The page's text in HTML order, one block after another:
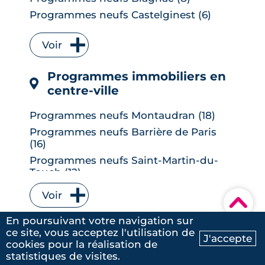
Ma recherche Contactez-nous
▾
Programmes neufs Castelginest (6)
Programmes neufs L'Union (6)
Programmes neufs Quint-Fonsegrives
(6)
Programmes neufs Bruguières (5)
Programmes neufs Saint-Orens-de-
Programmes neufs Auzeville-Tolosane
(4)
Programmes neufs Muret (4)
Programmes neufs Ramonville-Saint-
Programmes neufs Balma (3)
Programmes neufs Baziège (3)
Programmes neufs Castanet-Tolosan
(3)
Programmes neufs Colomiers (3)
Voir
Programmes immobiliers en
centre-ville
Programmes neufs Montaudran (18)
Programmes neufs Barrière de Paris
(16)
Programmes neufs Saint-Martin-du-
Touch (12)
Programmes neufs Borderouge (10)
Programmes neufs Saint Cyprien (10)
Programmes neufs Lardenne (8)
Programmes neufs La Roseraie (8)
Programmes neufs La Cartoucherie (7)
Voir
En poursuivant votre navigation sur
ce site, vous acceptez l'utilisation de
cookies pour la réalisation de
statistiques de visites.
J'accepte